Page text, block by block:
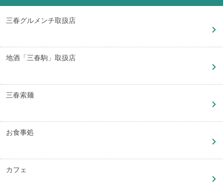
三春グルメンチ取扱店
地酒「三春駒」取扱店
三春索麺
お食事処
カフェ